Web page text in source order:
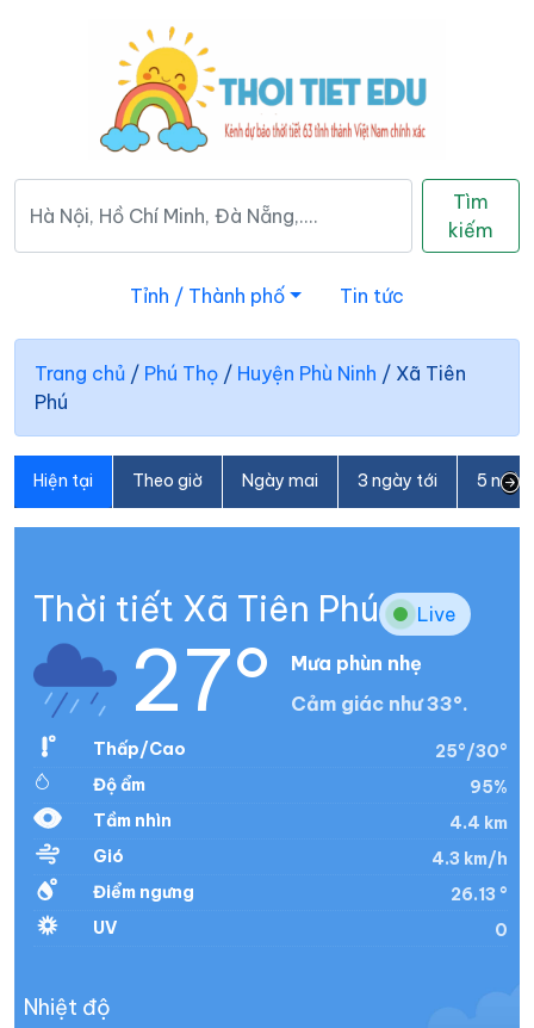
Tìm
kiếm
Tỉnh / Thành phố Tin tức
Trang chủ / Phú Thọ / Huyện Phù Ninh / Xã Tiên
Phú
Hiện tại Theo giờ Ngày mai 3 ngày tới 5
Thời tiết Xã Tiên Phú Live
27°
Mưa phùn nhẹ
Cảm giác như 33°.
Thấp/Cao
25°/30°
Độ ẩm
95%
Tầm nhìn
4.4 km
Gió
4.3 km/h
Điểm ngưng
26.13 °
UV
0
Nhiệt độ